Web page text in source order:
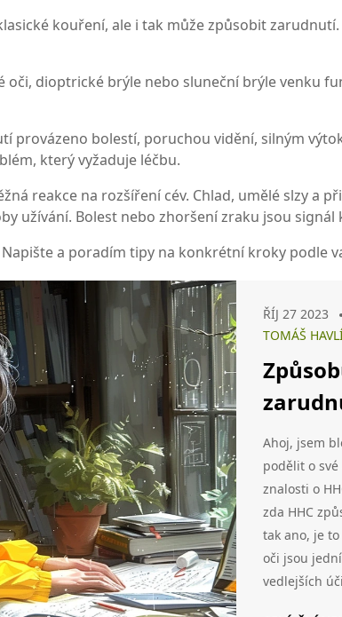
kouření, ale i tak může způsobit
dioptrické brýle nebo sluneční brýle venku
provázeno bolestí, poruchou vidění, silným
který vyžaduje léčbu.
reakce na rozšíření cév. Chlad, umělé slzy a
užívání. Bolest nebo zhoršení zraku jsou signál
a poradím tipy na konkrétní kroky podle
ŘÍJ 27 2023
TOMÁŠ
Ahoj, jsem
podělit o
znalosti o
zda HHC
tak ano, je
oči jsou
vedlejších